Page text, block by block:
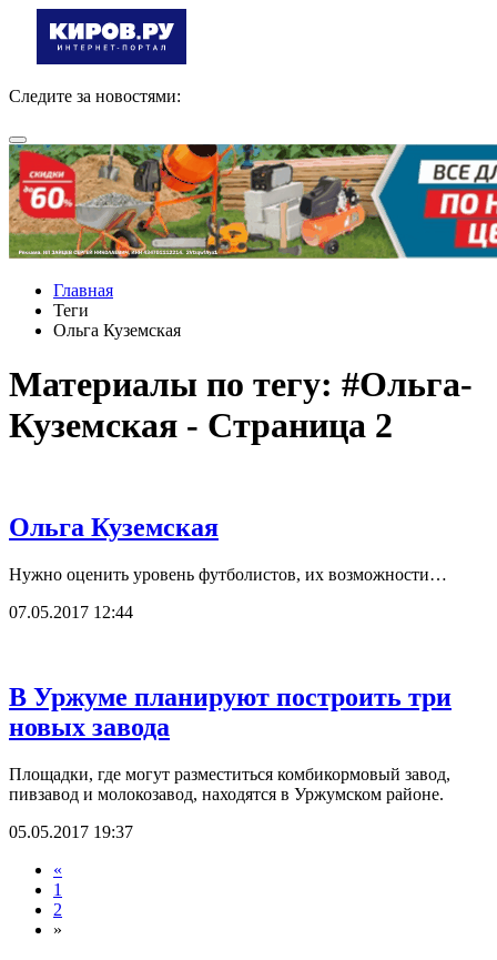
Следите за новостями:
Главная
Теги
Ольга Куземская
Материалы по тегу: #Ольга-
Куземская - Страница 2
Ольга Куземская
Нужно оценить уровень футболистов, их возможности…
07.05.2017 12:44
В Уржуме планируют построить три
новых завода
Площадки, где могут разместиться комбикормовый завод,
пивзавод и молокозавод, находятся в Уржумском районе.
05.05.2017 19:37
«
1
2
»